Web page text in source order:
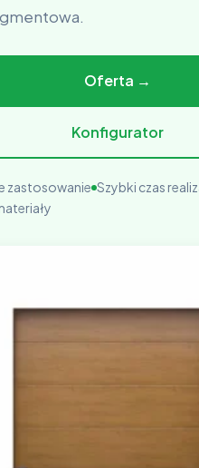
Oferta →
Konfigurator
zastosowanie Szybki czas